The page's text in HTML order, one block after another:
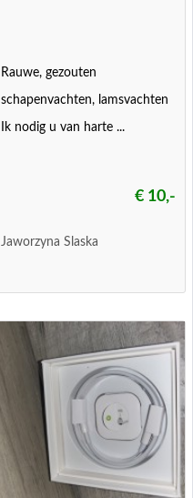
Rauwe, gezouten
schapenvachten, lamsvachten
Ik nodig u van harte ...
€ 10,-
Jaworzyna Slaska